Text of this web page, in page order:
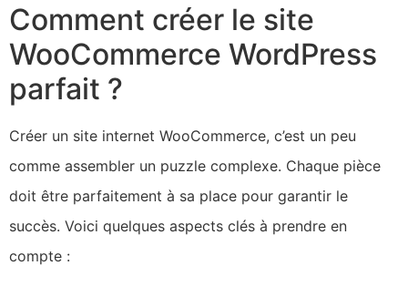
Comment créer le site
WooCommerce WordPress
parfait ?
Créer un site internet WooCommerce, c’est un peu
comme assembler un puzzle complexe. Chaque pièce
doit être parfaitement à sa place pour garantir le
succès. Voici quelques aspects clés à prendre en
compte :